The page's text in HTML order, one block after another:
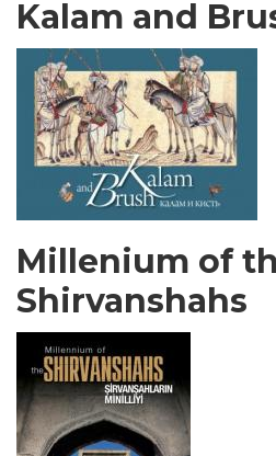
Kalam and
Millenium of
Shirvanshahs